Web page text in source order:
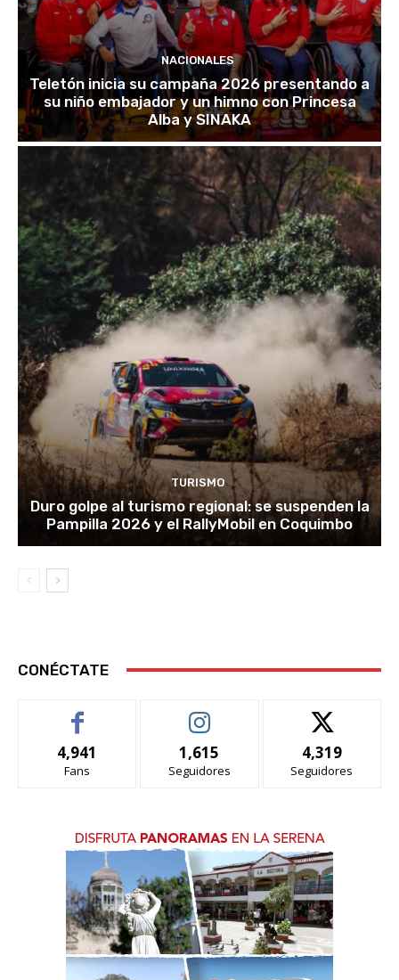
NACIONALES
Teletón inicia su campaña 2026 presentando a
su niño embajador y un himno con Princesa
Alba y SINAKA
TURISMO
Duro golpe al turismo regional: se suspenden la
Pampilla 2026 y el RallyMobil en Coquimbo
CONÉCTATE
4,941
Fans
1,615
Seguidores
4,319
Seguidores